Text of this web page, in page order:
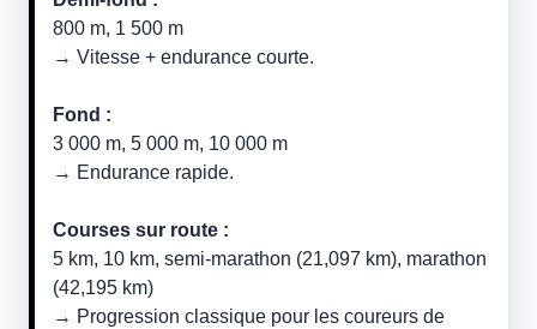
800 m, 1 500 m
→ Vitesse + endurance courte.
Fond :
3 000 m, 5 000 m, 10 000 m
→ Endurance rapide.
Courses sur route :
5 km, 10 km, semi-marathon (21,097 km), marathon
(42,195 km)
→ Progression classique pour les coureurs de